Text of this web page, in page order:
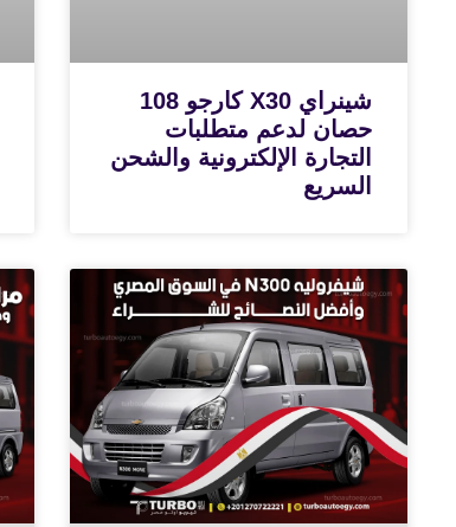
شينراي X30 كارجو 108
حصان لدعم متطلبات
التجارة الإلكترونية والشحن
السريع